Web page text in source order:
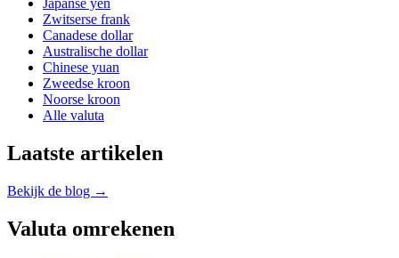
Japanse yen
Zwitserse frank
Canadese dollar
Australische dollar
Chinese yuan
Zweedse kroon
Noorse kroon
Alle valuta
Laatste artikelen
Bekijk de blog →
Valuta omrekenen